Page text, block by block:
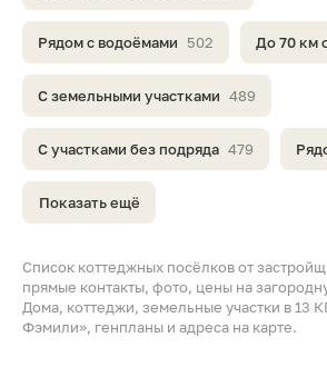
Список коттеджных посёлков от
прямые контакты, фото, цены на
Дома, коттеджи, земельные участки в 13
Фэмили», генпланы и адреса на карте.
Рядом с водоёмами 502 До 70 км
С земельными участками 489
С участками без подряда 479
Показать ещё